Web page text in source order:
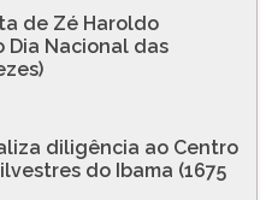
de Zé Haroldo
Nacional das
diligência ao Centro
do Ibama (1675